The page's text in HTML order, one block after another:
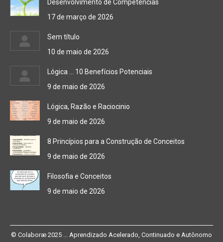
Desenvolvimento de Competências
17 de março de 2026
Sem título
10 de maio de 2026
Lógica … 10 Benefícios Potenciais
9 de maio de 2026
Lógica, Razão e Raciocinio
9 de maio de 2026
8 Princípios para a Construção de Conceitos
9 de maio de 2026
Filosofia e Conceitos
9 de maio de 2026
© Colaboræ 2025 ... Aprendizado Acelerado, Continuado e Autônomo